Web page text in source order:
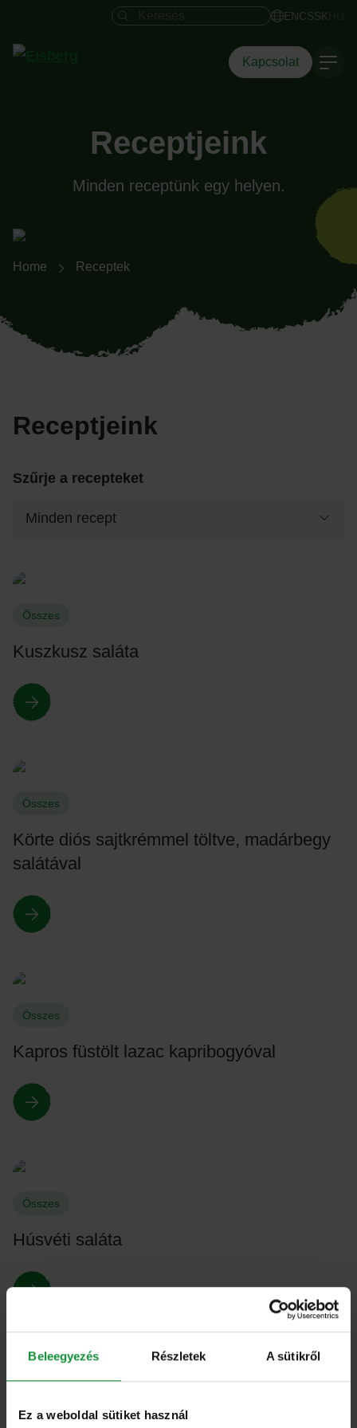
Beleegyezés Részletek A sütikről
Ez a weboldal sütiket használ
Keresés mező ENCSSK
Kapcsolat
Receptjeink
Minden receptünk egy helyen.
Breadcrumb-Navigation
Home Receptek
Receptjeink
Szűrje a recepteket
Összes
Kuszkusz saláta
Összes
Körte diós sajtkrémmel töltve, madárbegy
salátával
Összes
Kapros füstölt lazac kapribogyóval
Összes
Húsvéti saláta